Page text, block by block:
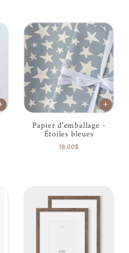
Papier d'emballage -
Étoiles bleues
18,00$